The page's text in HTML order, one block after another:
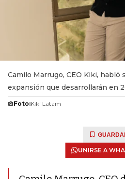
Camilo Marrugo, CEO Kiki, habló
expansión que desarrollarán en
Foto:Kiki Latam
UNIRSE A